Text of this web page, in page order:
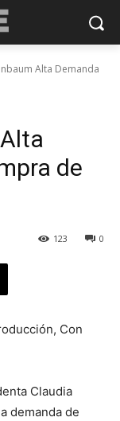
Alta Demanda
de
0
123
Con
Claudia
demanda de